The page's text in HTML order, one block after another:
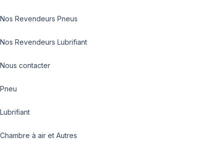
Nos Revendeurs Pneus
Nos Revendeurs Lubrifiant
Nous contacter
Pneu
Lubrifiant
Chambre à air et Autres